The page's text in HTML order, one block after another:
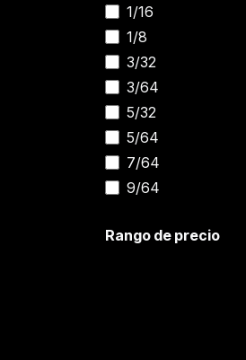
1/16
1/8
3/32
3/64
5/32
5/64
7/64
9/64
Rango de precio